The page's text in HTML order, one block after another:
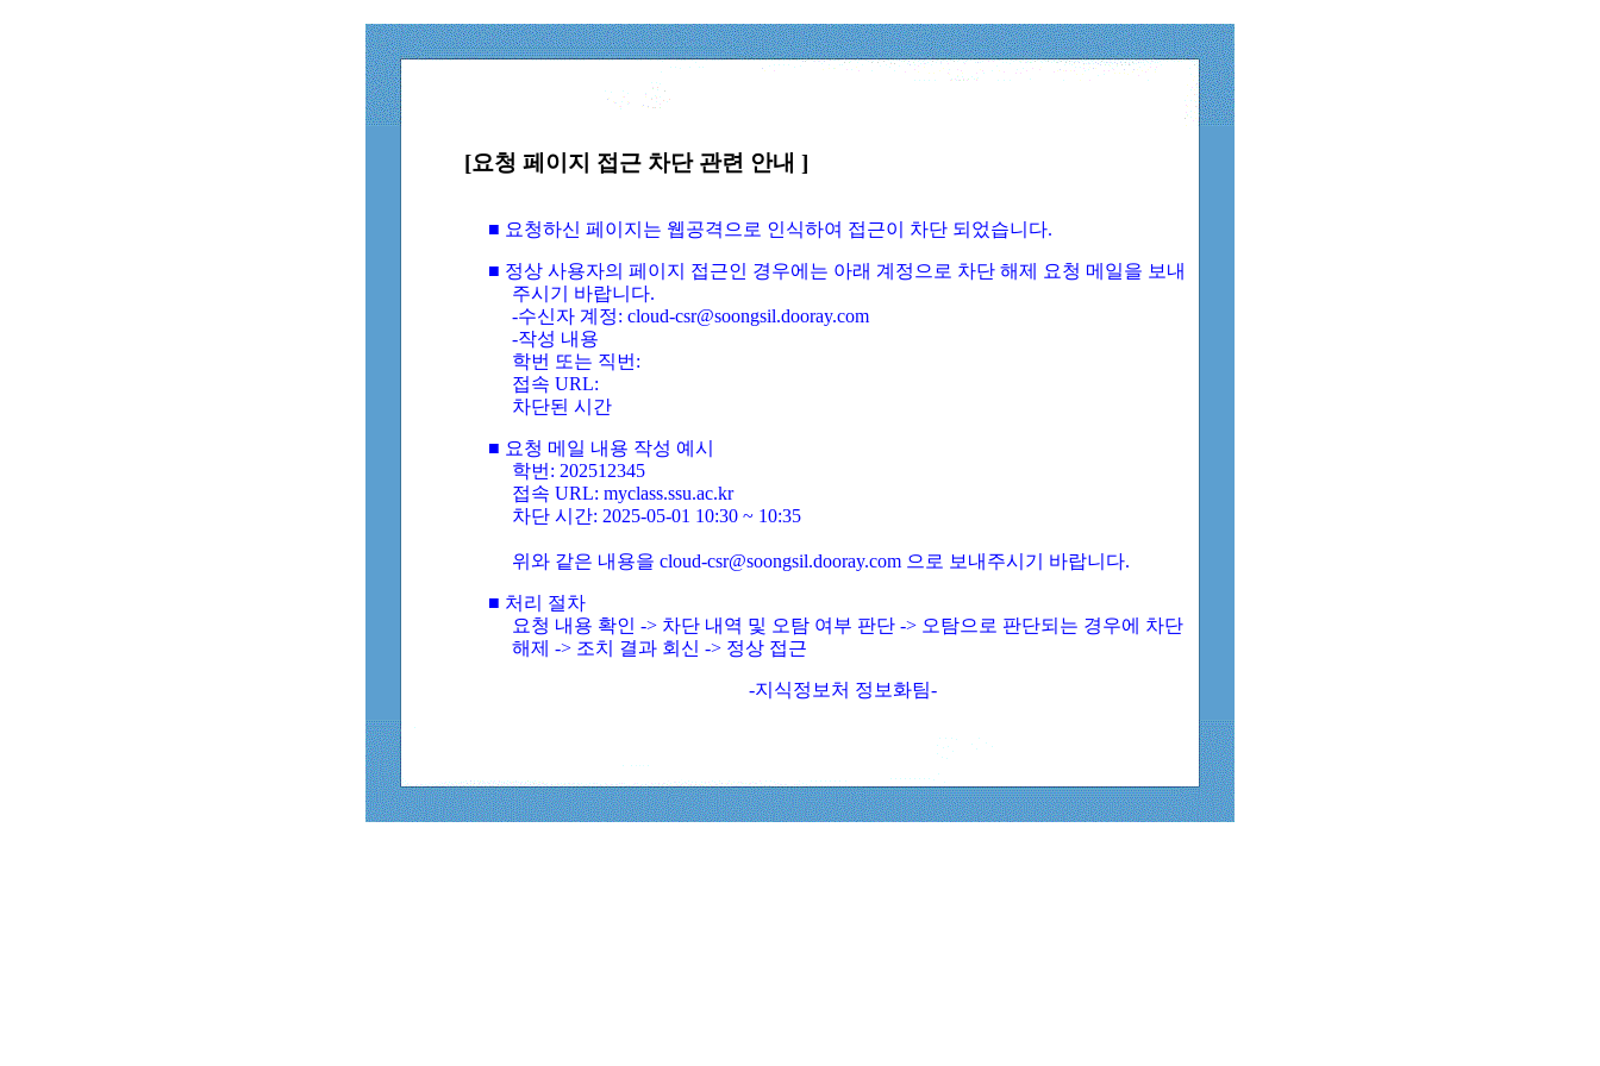
[요청 페이지 접근 차단 관련 안내 ]
■ 요청하신 페이지는 웹공격으로 인식하여 접근이 차단 되었습니다.
■ 정상 사용자의 페이지 접근인 경우에는 아래 계정으로 차단 해제 요청 메일을 보내
주시기 바랍니다.
-수신자 계정: cloud-csr@soongsil.dooray.com
-작성 내용
학번 또는 직번:
접속 URL:
차단된 시간
■ 요청 메일 내용 작성 예시
학번: 202512345
접속 URL: myclass.ssu.ac.kr
차단 시간: 2025-05-01 10:30 ~ 10:35
위와 같은 내용을 cloud-csr@soongsil.dooray.com 으로 보내주시기 바랍니다.
■ 처리 절차
요청 내용 확인 -> 차단 내역 및 오탐 여부 판단 -> 오탐으로 판단되는 경우에 차단
해제 -> 조치 결과 회신 -> 정상 접근
-지식정보처 정보화팀-